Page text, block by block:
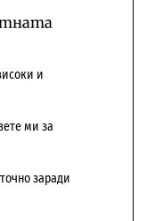
и
ми за
заради